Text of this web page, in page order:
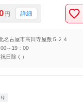
円 詳細
名古屋市高田寺屋敷５２４
～19：00
祝日除く）